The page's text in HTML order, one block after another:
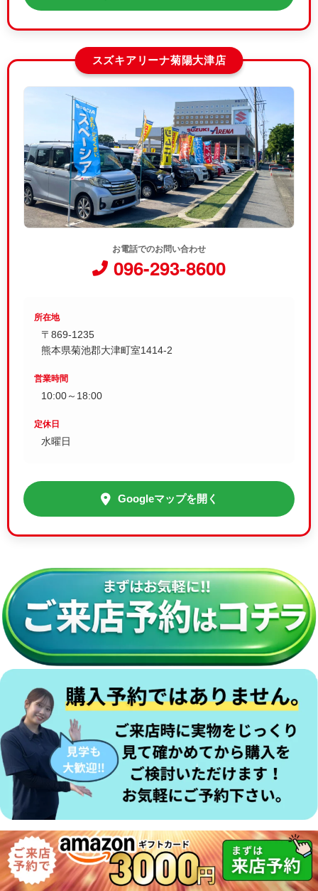
スズキアリーナ菊陽大津店
お電話でのお問い合わせ
096-293-8600
所在地
〒869-1235
熊本県菊池郡大津町室1414-2
営業時間
10:00～18:00
定休日
水曜日
Googleマップを開く
来店予約フォーム